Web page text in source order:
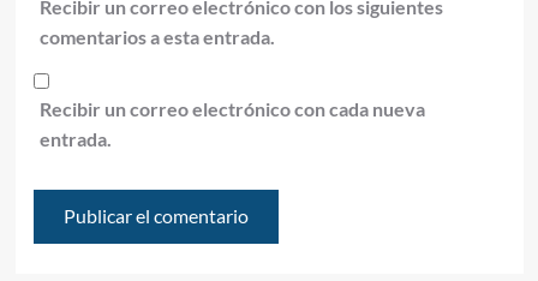
Recibir un correo electrónico con los siguientes
comentarios a esta entrada.
Recibir un correo electrónico con cada nueva
entrada.